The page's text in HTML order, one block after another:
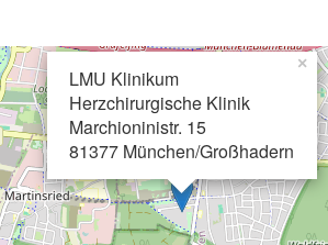
LMU Klinikum
Herzchirurgische Klinik
Marchioninistr. 15
81377 München/Großhadern
×